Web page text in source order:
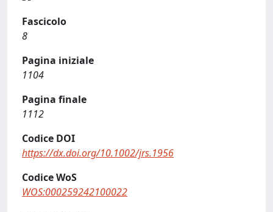
Fascicolo
8
Pagina iniziale
1104
Pagina finale
1112
Codice DOI
https://dx.doi.org/10.1002/jrs.1956
Codice WoS
WOS:000259242100022